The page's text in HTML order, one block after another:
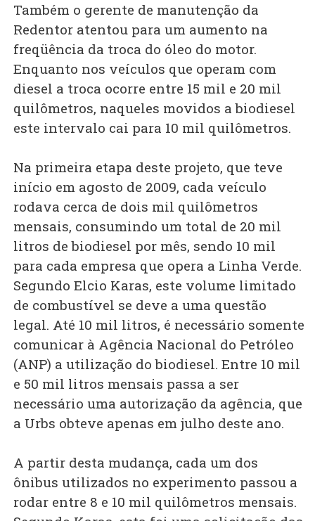
Também o gerente de manutenção da
Redentor atentou para um aumento na
freqüência da troca do óleo do motor.
Enquanto nos veículos que operam com
diesel a troca ocorre entre 15 mil e 20 mil
quilômetros, naqueles movidos a biodiesel
este intervalo cai para 10 mil quilômetros.
Na primeira etapa deste projeto, que teve
início em agosto de 2009, cada veículo
rodava cerca de dois mil quilômetros
mensais, consumindo um total de 20 mil
litros de biodiesel por mês, sendo 10 mil
para cada empresa que opera a Linha Verde.
Segundo Elcio Karas, este volume limitado
de combustível se deve a uma questão
legal. Até 10 mil litros, é necessário somente
comunicar à Agência Nacional do Petróleo
(ANP) a utilização do biodiesel. Entre 10 mil
e 50 mil litros mensais passa a ser
necessário uma autorização da agência, que
a Urbs obteve apenas em julho deste ano.
A partir desta mudança, cada um dos
ônibus utilizados no experimento passou a
rodar entre 8 e 10 mil quilômetros mensais.